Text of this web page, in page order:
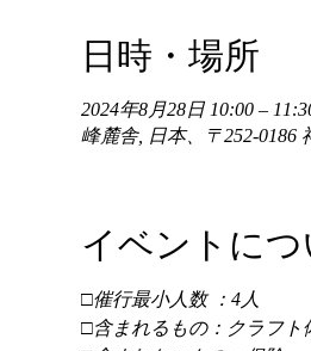
日時・場所
2024年8月28日 10:00 –
峰麓舎, 日本、〒252-0186
イベントにつ
□催行最小人数 ：4人
□含まれるもの：クラフト